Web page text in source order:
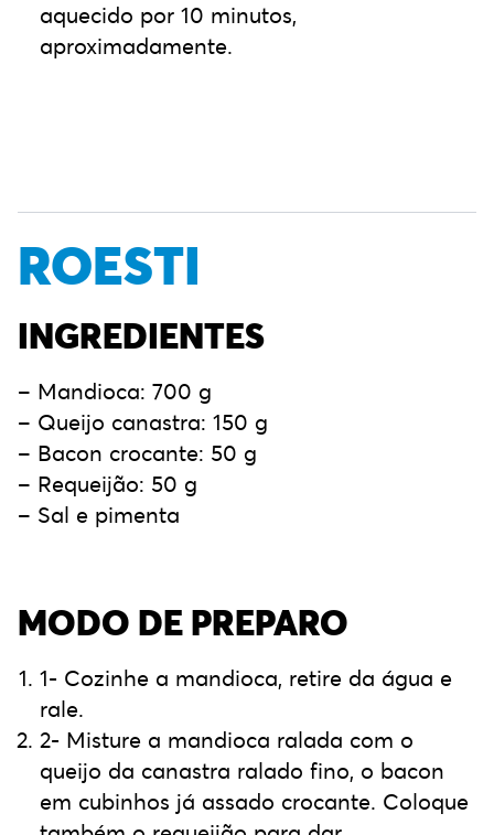
aquecido por 10 minutos,
aproximadamente.
ROESTI
INGREDIENTES
– Mandioca: 700 g
– Queijo canastra: 150 g
– Bacon crocante: 50 g
– Requeijão: 50 g
– Sal e pimenta
MODO DE PREPARO
1- Cozinhe a mandioca, retire da água e
rale.
2- Misture a mandioca ralada com o
queijo da canastra ralado fino, o bacon
em cubinhos já assado crocante. Coloque